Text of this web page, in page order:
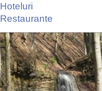
Hoteluri
Restaurante